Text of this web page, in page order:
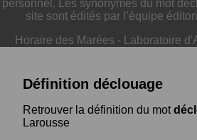
personnel. Les synonymes du mot
site sont édités par l’équipe
Horaire des Marées - Laboratoire
Définition déclouage
Retrouver la définition du mot
Larousse